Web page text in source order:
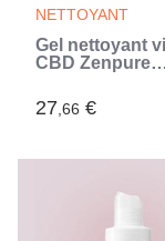
NETTOYANT
Gel nettoyant
CBD Zenpure
27,66 €